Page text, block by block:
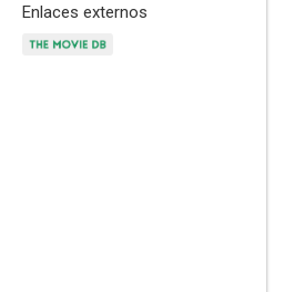
Enlaces externos